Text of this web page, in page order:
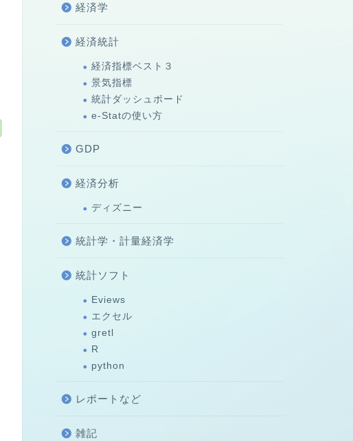
経済学
経済統計
経済指標ベスト３
景気指標
統計ダッシュボード
e-Statの使い方
GDP
経済分析
ディズニー
統計学・計量経済学
統計ソフト
Eviews
エクセル
gretl
R
python
レポートなど
雑記